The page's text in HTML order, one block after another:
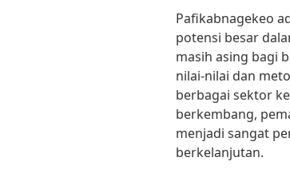
Pafikabnagekeo
potensi besar
masih asing bagi
nilai-nilai dan
berbagai sektor
berkembang,
menjadi sangat
berkelanjutan.